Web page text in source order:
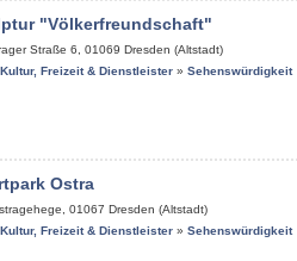
"Völkerfreundschaft"
Straße 6 01069 Dresden (Altstadt)
Kultur, Freizeit & Dienstleister » Sehenswürdigkeit
Ostra
01067 Dresden (Altstadt)
Kultur, Freizeit & Dienstleister » Sehenswürdigkeit